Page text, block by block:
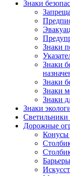
Знаки
Знаки
Знаки
Знаки
Знаки
Знаки
Знаки
Дорожные